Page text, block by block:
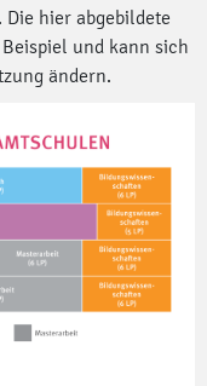
hier abgebildete
und kann sich
ändern.